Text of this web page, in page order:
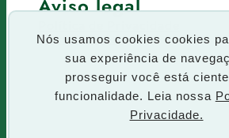
Nós usamos cookies cookies
sua experiência de
prosseguir você está
funcionalidade. Leia nossa
Privacidade.
Aviso legal
Termos de uso